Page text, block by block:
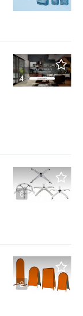
4
6
2